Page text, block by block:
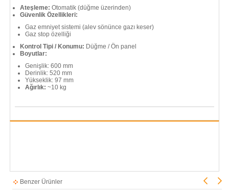
Ateşleme: Otomatik (düğme üzerinden)
Güvenlik Özellikleri:
Gaz emniyet sistemi (alev sönünce gazı keser)
Gaz stop özelliği
Kontrol Tipi / Konumu: Düğme / Ön panel
Boyutlar:
Genişlik: 600 mm
Derinlik: 520 mm
Yükseklik: 97 mm
Ağırlık: ~10 kg
Benzer Ürünler